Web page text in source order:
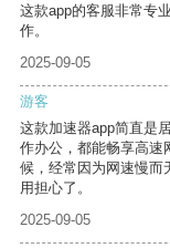
这款app的客服非常专
作。
2025-09-05
游客
这款加速器app简直是
作办公，都能畅享高速
候，经常因为网速慢而
用担心了。
2025-09-05